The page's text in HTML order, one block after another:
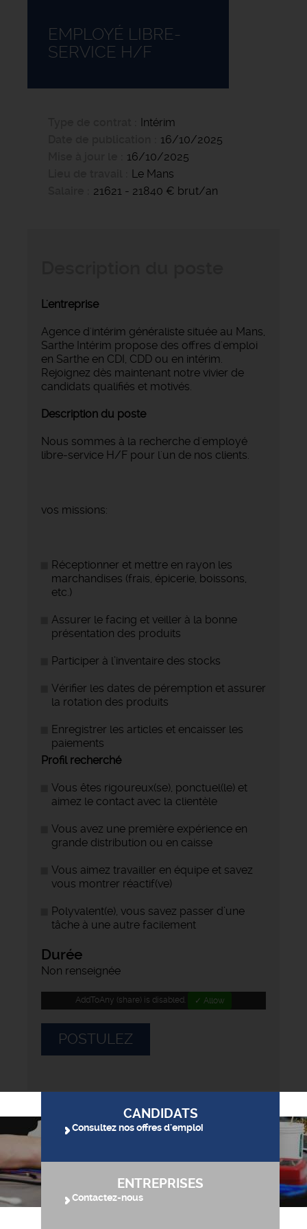
EMPLOYÉ LIBRE-
SERVICE H/F
Intérim
16/10/2025
16/10/2025
Le Mans
21621 - 21840 € brut/an
L'entreprise
Agence d'intérim généraliste située au Mans,
Sarthe Intérim propose des offres d'emploi
en Sarthe en CDI, CDD ou en intérim.
Rejoignez dès maintenant notre vivier de
candidats qualifiés et motivés.
Description du poste
Nous sommes à la recherche d'employé
libre-service H/F pour l'un de nos clients.
vos missions:
Réceptionner et mettre en rayon les
marchandises (frais, épicerie, boissons,
etc.)
Assurer le facing et veiller à la bonne
présentation des produits
Participer à l’inventaire des stocks
Vérifier les dates de péremption et assurer
la rotation des produits
Enregistrer les articles et encaisser les
paiements
Profil recherché
Vous êtes rigoureux(se), ponctuel(le) et
aimez le contact avec la clientèle
Vous avez une première expérience en
grande distribution ou en caisse
Vous aimez travailler en équipe et savez
vous montrer réactif(ve)
Polyvalent(e), vous savez passer d’une
tâche à une autre facilement
Durée
Non renseignée
AddToAny (share) is disabled. ✓ Allow
POSTULEZ
CANDIDATS
Consultez nos offres d'emploi
ENTREPRISES
Contactez-nous